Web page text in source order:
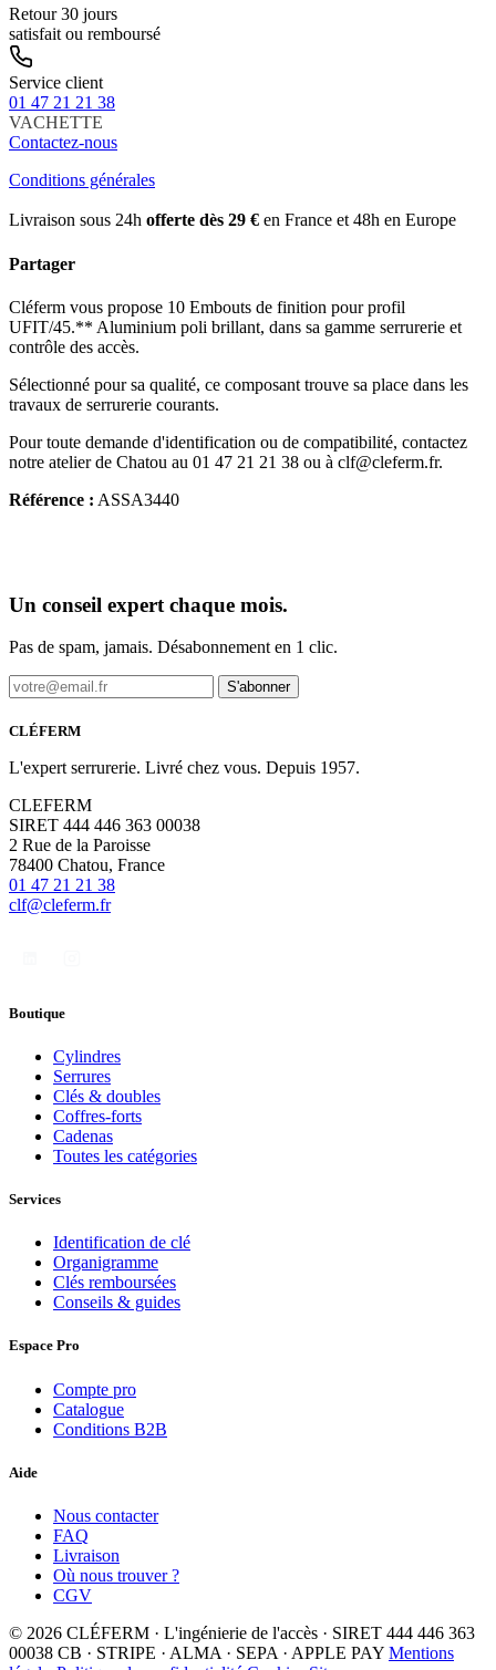
Retour 30 jours
satisfait ou remboursé
Service client
01 47 21 21 38
VACHETTE
Contactez-nous
Conditions générales
Livraison sous 24h offerte dès 29 € en France et 48h en Europe
Partager
Cléferm vous propose 10 Embouts de finition pour profil
UFIT/45.** Aluminium poli brillant, dans sa gamme serrurerie et
contrôle des accès.
Sélectionné pour sa qualité, ce composant trouve sa place dans les
travaux de serrurerie courants.
Pour toute demande d'identification ou de compatibilité, contactez
notre atelier de Chatou au 01 47 21 21 38 ou à clf@cleferm.fr.
Référence : ASSA3440
Un conseil expert chaque mois.
Pas de spam, jamais. Désabonnement en 1 clic.
S'abonner
CLÉFERM
L'expert serrurerie. Livré chez vous. Depuis 1957.
CLEFERM
SIRET 444 446 363 00038
2 Rue de la Paroisse
78400 Chatou, France
01 47 21 21 38
clf@cleferm.fr
Boutique
Cylindres
Serrures
Clés & doubles
Coffres-forts
Cadenas
Toutes les catégories
Services
Identification de clé
Organigramme
Clés remboursées
Conseils & guides
Espace Pro
Compte pro
Catalogue
Conditions B2B
Aide
Nous contacter
FAQ
Livraison
Où nous trouver ?
CGV
© 2026 CLÉFERM · L'ingénierie de l'accès · SIRET 444 446 363
00038 CB · STRIPE · ALMA · SEPA · APPLE PAY Mentions